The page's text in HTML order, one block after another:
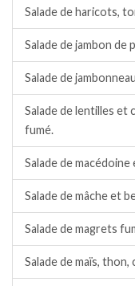
Salade de haricots,
Salade de jambon de
Salade de
Salade de lentilles
fumé.
Salade de
Salade de mâche et
Salade de magrets
Salade de maïs,